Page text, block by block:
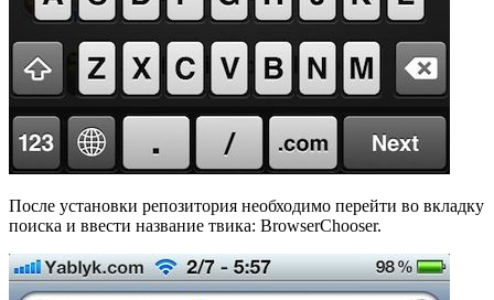
После установки репозитория необходимо перейти во вкладку
поиска и ввести название твика: BrowserChooser.